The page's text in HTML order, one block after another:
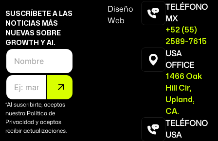
SUSCRÍBETE A LAS
NOTICIAS MÁS
NUEVAS SOBRE
GROWTH Y AI.
N
m
b
e
C
r
r
e
o
E
*Al suscribirte, aceptas
nuestra Política de
Privacidad y aceptas
recibir actualizaciones.
Diseño
Web
TELÉFONO
MX
+52 (55)
2589-7615
USA
OFFICE
1466 Oak
Hill Cir,
Upland,
CA.
TELÉFONO
USA